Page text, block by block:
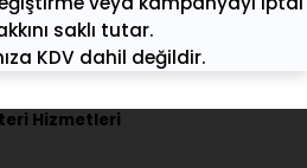
saklı tutar.
KDV dahil değildir.
Hizmetleri